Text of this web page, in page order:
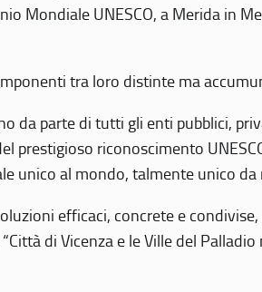
Mondiale UNESCO, a Merida in
tra loro distinte ma
da parte di tutti gli enti pubblici,
prestigioso riconoscimento
unico al mondo, talmente unico
efficaci, concrete e
di Vicenza e le Ville del